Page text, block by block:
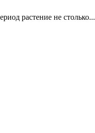
растение не столько...